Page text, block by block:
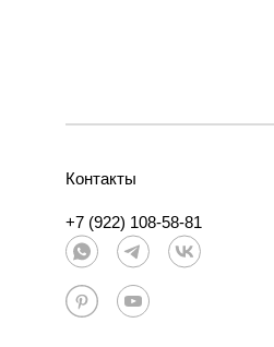
Контакты
+7 (922) 108-58-81